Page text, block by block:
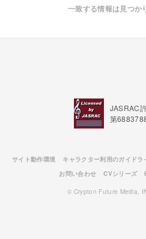
一致する情報は見つか
JASRAC
第
サイト動作環境 キャラクター利用のガイドラ
お問い合わせ
CVシリーズ
© Crypton Future Media,